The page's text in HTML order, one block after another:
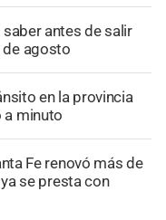
antes de salir
de agosto
en la provincia
a minuto
Fe renovó más de
se presta con